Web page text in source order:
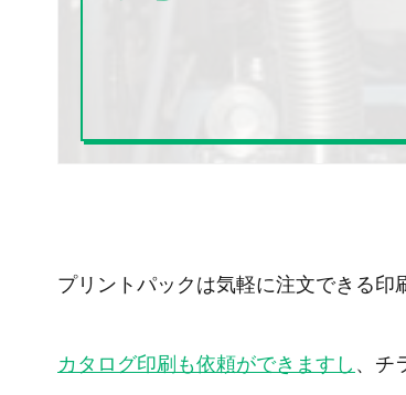
プリントパックは気軽に注文できる印
カタログ印刷も依頼ができますし 、チ